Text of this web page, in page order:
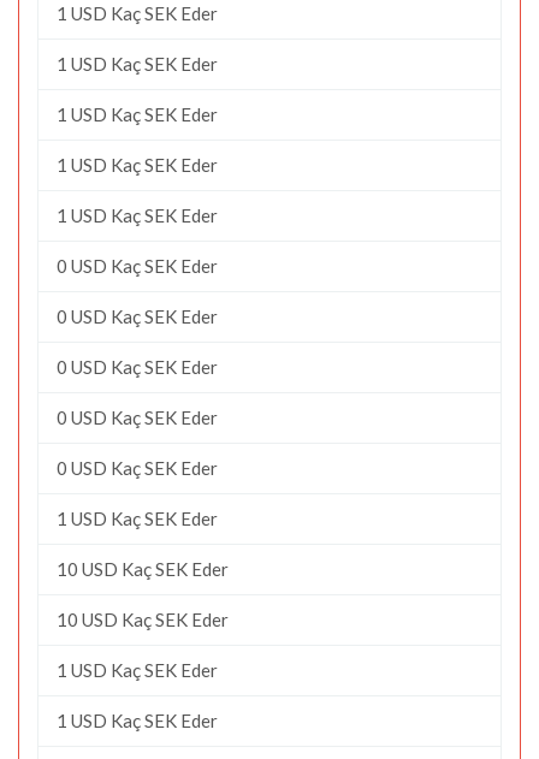
1 USD Kaç SEK Eder
1 USD Kaç SEK Eder
1 USD Kaç SEK Eder
1 USD Kaç SEK Eder
1 USD Kaç SEK Eder
0 USD Kaç SEK Eder
0 USD Kaç SEK Eder
0 USD Kaç SEK Eder
0 USD Kaç SEK Eder
0 USD Kaç SEK Eder
1 USD Kaç SEK Eder
10 USD Kaç SEK Eder
10 USD Kaç SEK Eder
1 USD Kaç SEK Eder
1 USD Kaç SEK Eder